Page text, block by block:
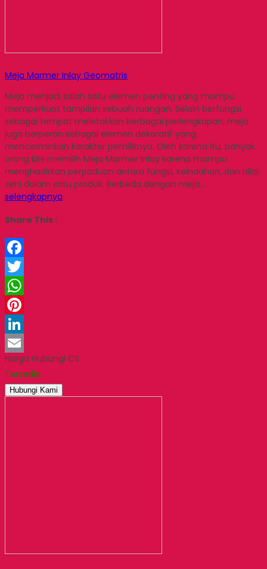
Meja Marmer Inlay Geomatris
Meja menjadi salah satu elemen penting yang mampu
memperkuat tampilan sebuah ruangan. Selain berfungsi
sebagai tempat meletakkan berbagai perlengkapan, meja
juga berperan sebagai elemen dekoratif yang
mencerminkan karakter pemiliknya. Oleh karena itu, banyak
orang kini memilih Meja Marmer Inlay karena mampu
menghadirkan perpaduan antara fungsi, keindahan, dan nilai
seni dalam satu produk. Berbeda dengan meja…
selengkapnya
Share This :
Facebook
Twitter
WhatsApp
Pinterest
LinkedIn
Email
Harga Hubungi CS
Tersedia
Hubungi Kami